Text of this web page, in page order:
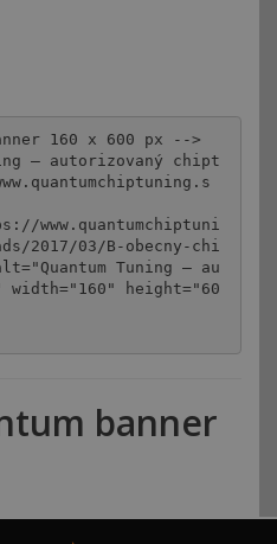
160 x 600 px -->
– autorizovaný chipt
2017/03/B-obecny-chi
Tuning – au
height="60
banner